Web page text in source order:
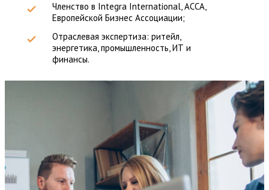
Членство в Integra International, ACCA,
Европейской Бизнес Ассоциации;
Отраслевая экспертиза: ритейл,
энергетика, промышленность, ИТ и
финансы.